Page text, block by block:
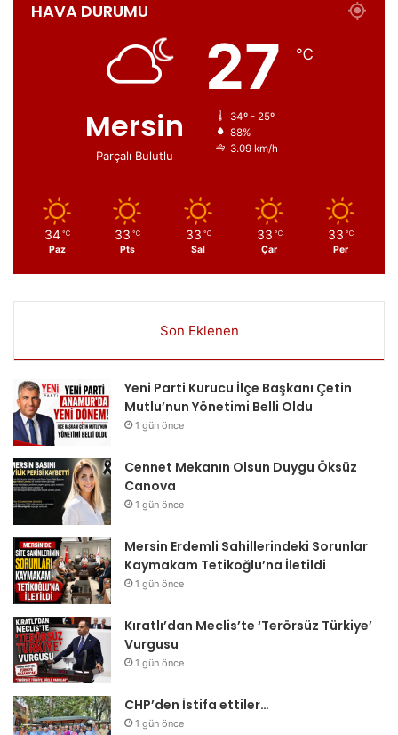
HAVA DURUMU
Mersin
Parçalı Bulutlu
27 ℃
34º - 25º
88%
3.09 km/h
34 ℃
Paz
33 ℃
Pts
33 ℃
Sal
33 ℃
Çar
33 ℃
Per
Son Eklenen
Yeni Parti Kurucu İlçe Başkanı Çetin
Mutlu’nun Yönetimi Belli Oldu
1 gün önce
Cennet Mekanın Olsun Duygu Öksüz
Canova
1 gün önce
Mersin Erdemli Sahillerindeki Sorunlar
Kaymakam Tetikoğlu’na İletildi
1 gün önce
Kıratlı’dan Meclis’te ‘Terörsüz Türkiye’
Vurgusu
1 gün önce
CHP’den İstifa ettiler…
1 gün önce